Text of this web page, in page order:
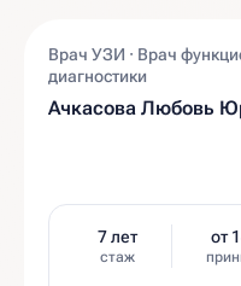
Врач УЗИ · Врач
диагностики
Ачкасова Любовь
7 лет
стаж
от